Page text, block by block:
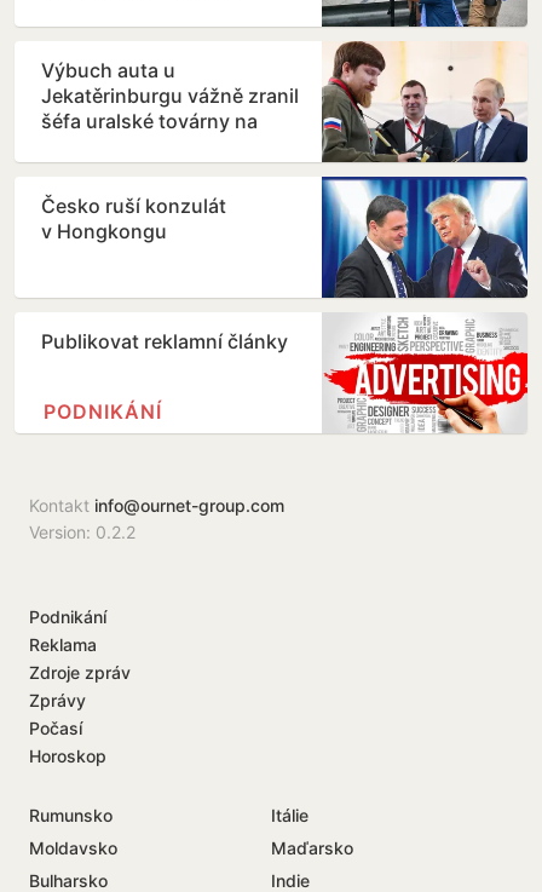
Výbuch auta u
Jekatěrinburgu vážně zranil
šéfa uralské továrny na
Česko ruší konzulát
v Hongkongu
Publikovat reklamní články
PODNIKÁNÍ
Kontakt info@ournet-group.com
Version: 0.2.2
Podnikání
Reklama
Zdroje zpráv
Zprávy
Počasí
Horoskop
Rumunsko
Itálie
Moldavsko
Maďarsko
Bulharsko
Indie